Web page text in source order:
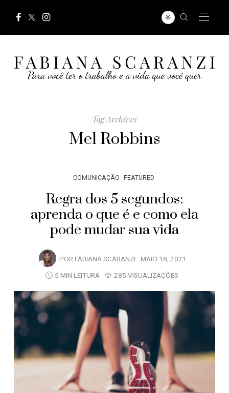
Tag Archives
Mel Robbins
COMUNICAÇÃO FEATURED
Regra dos 5 segundos:
aprenda o que é e como ela
pode mudar sua vida
POR FABIANA SCARANZI MAIO 18, 2021
5 MIN LEITURA
285 VISUALIZAÇÕES